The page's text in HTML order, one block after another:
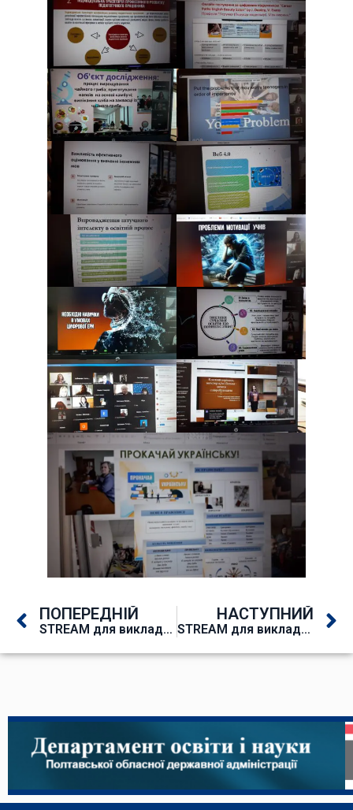
ПОПЕРЕДНІЙ
STREAM для викладачів всесвітньої історії та історії України
НАСТУПНИЙ
STREAM для викладачів природничого напряму